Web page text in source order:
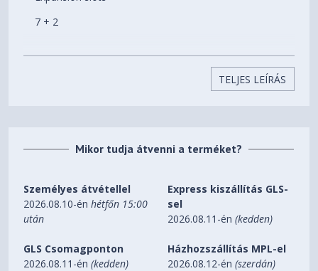
7 + 2
1 x USB 3.1 Gen 2 Type-C, 2 x USB 3.0, 2 x USB 2.0,
Audio I/O, Power button, Reset button
9 x 120/140 mm
3 x 120/140 mm (2 x Dynamic X2 GP-14 included)
Top fan
3 x 120/140 mm
TELJES LEÍRÁS
Mikor tudja átvenni a terméket?
Személyes átvétellel
2026.08.10-énhétfőn 15:00
után
Express kiszállítás GLS-
sel
2026.08.11-én(kedden)
GLS Csomagponton
2026.08.11-én(kedden)
Házhozszállítás MPL-el
2026.08.12-én(szerdán)